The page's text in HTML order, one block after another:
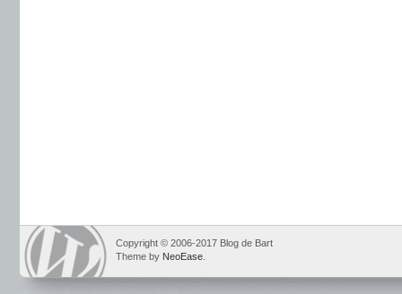
Copyright © 2006-2017 Blog de Bart
Theme by NeoEase